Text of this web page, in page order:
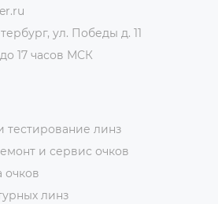
ул. Победы д. 11
17 часов МСК
тестирование линз
и сервис очков
очков
линз